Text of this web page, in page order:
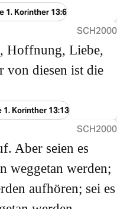
1. Korinther 13:6
SCH2000
Hoffnung, Liebe,
von diesen ist die
1. Korinther 13:13
SCH2000
Aber seien es
weggetan werden;
aufhören; sei es